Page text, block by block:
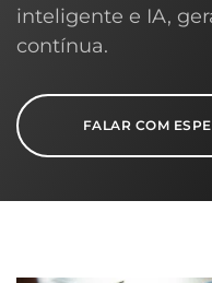
inteligente e IA,
contínua.
FALAR COM